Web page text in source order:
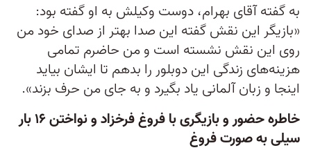
به گفته آقای بهرام، دوست وکیلش به او گفته بود:
«بازیگر این نقش گفته این صدا بهتر از صدای خود من
روی این نقش نشسته است و من حاضرم تمامی
هزینه‌های زندگی این دوبلور را بدهم تا ایشان بیاید
اینجا و زبان آلمانی یاد بگیرد و به جای من حرف بزند».
خاطره حضور و بازیگری با فروغ فرخزاد و نواختن ۱۶ بار
سیلی به صورت فروغ